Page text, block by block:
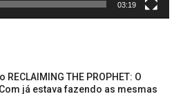
03:19
THE PROPHET: O
já estava fazendo as mesmas